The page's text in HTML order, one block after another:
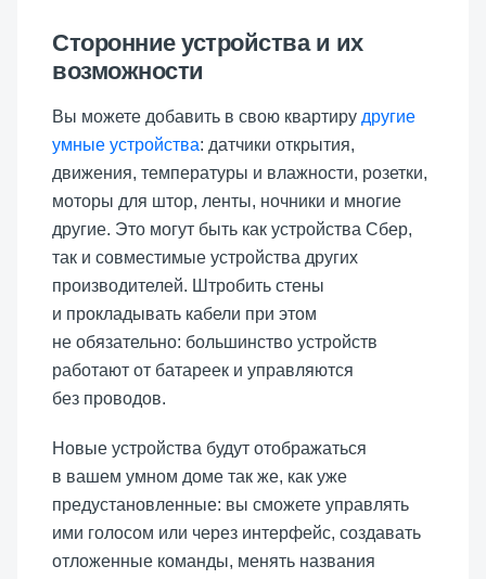
Сторонние устройства и их
возможности
Вы можете добавить в свою квартиру другие
умные устройства: датчики открытия,
движения, температуры и влажности, розетки,
моторы для штор, ленты, ночники и многие
другие. Это могут быть как устройства Сбер,
так и совместимые устройства других
производителей. Штробить стены
и прокладывать кабели при этом
не обязательно: большинство устройств
работают от батареек и управляются
без проводов.
Новые устройства будут отображаться
в вашем умном доме так же, как уже
предустановленные: вы сможете управлять
ими голосом или через интерфейс, создавать
отложенные команды, менять названия